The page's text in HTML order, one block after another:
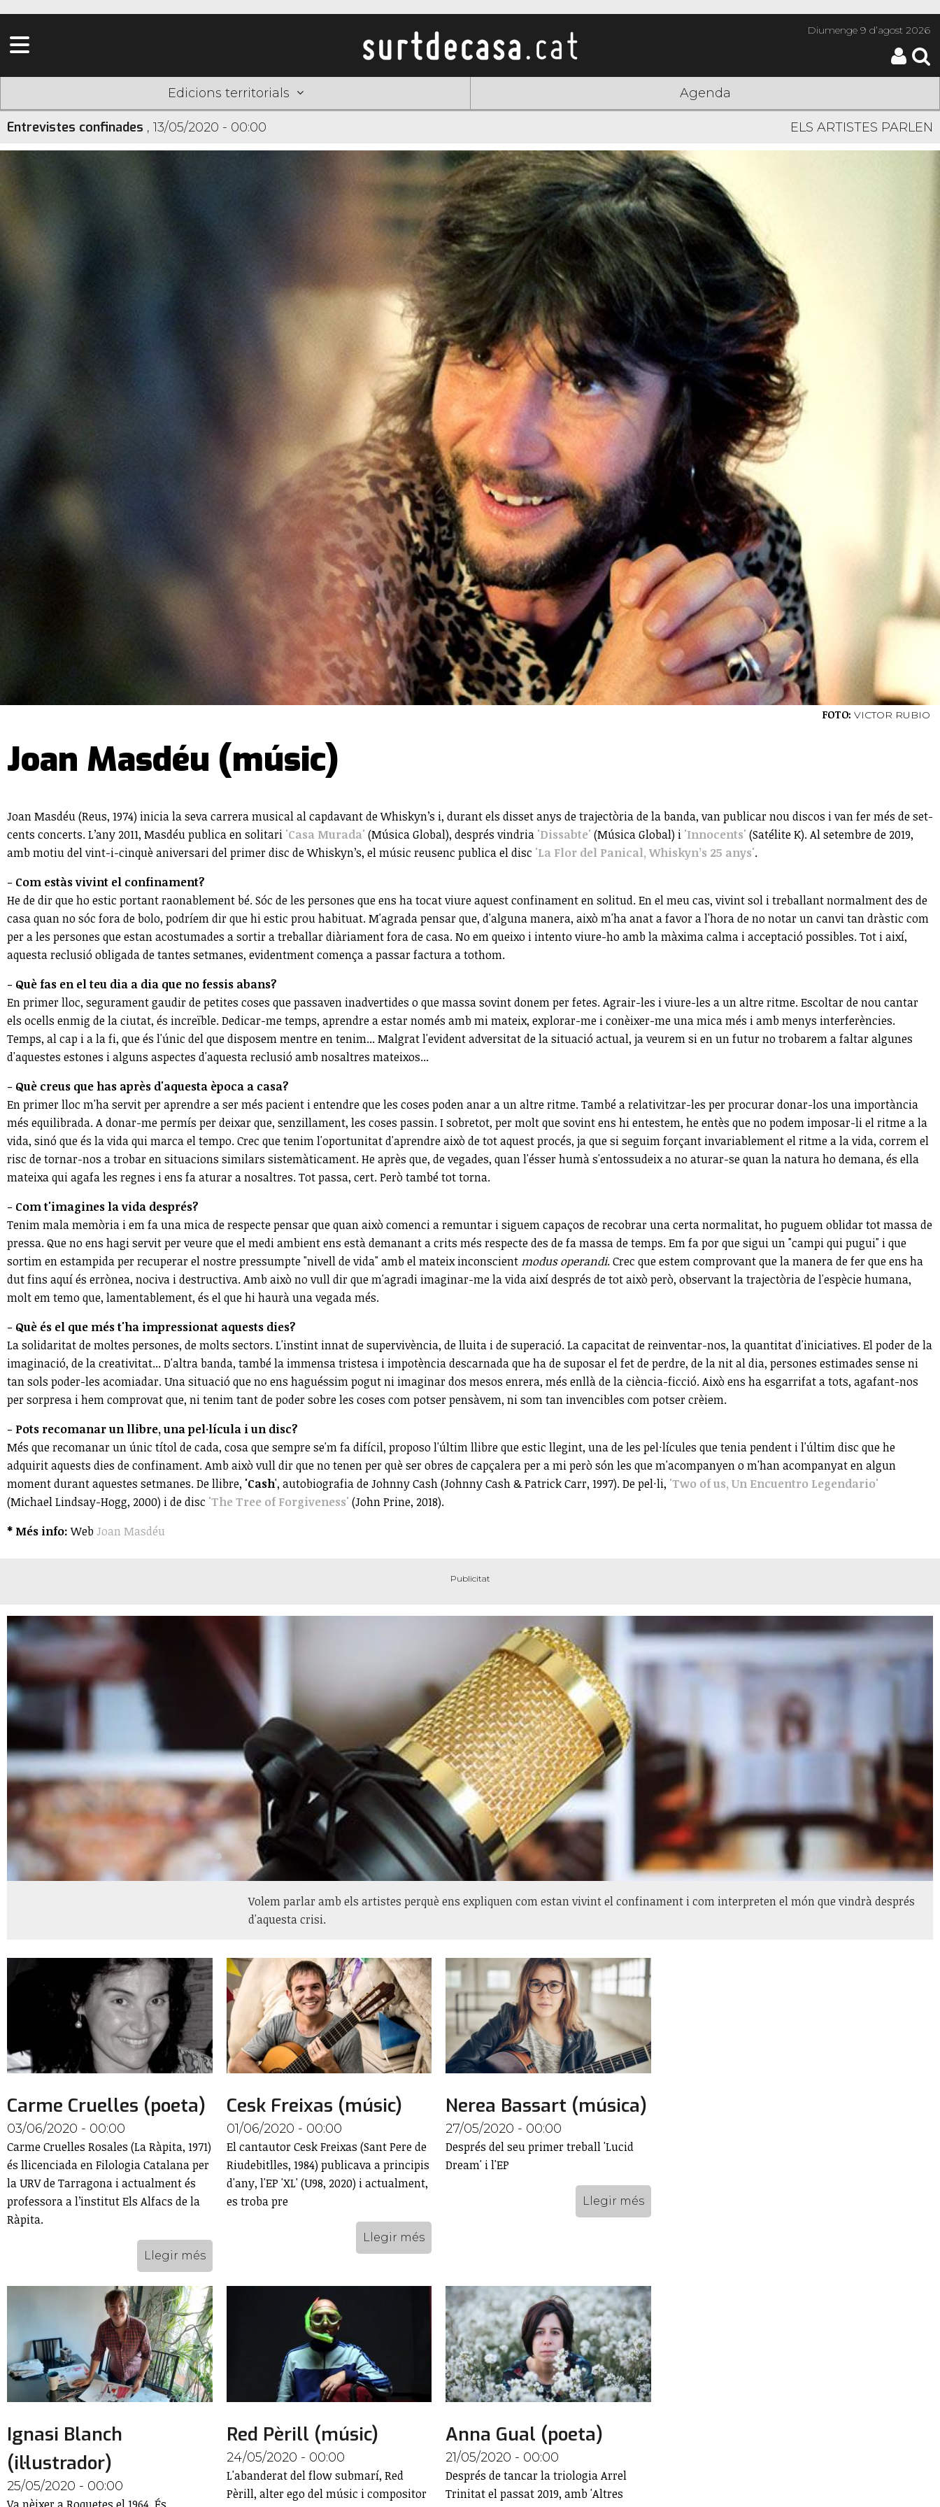
Diumenge9 d’agost 2026
Edicions territorials Agenda
Entrevistes confinades , 13/05/2020 - 00:00 ELS ARTISTES PARLEN
FOTO: VICTOR RUBIO
Joan Masdéu (músic)
Joan Masdéu (Reus, 1974) inicia la seva carrera musical al capdavant de Whiskyn’s i, durant els disset anys de trajectòria de la banda, van publicar nou discos i van fer més de set-
cents concerts. L’any 2011, Masdéu publica en solitari 'Casa Murada' (Música Global), després vindria 'Dissabte' (Música Global) i 'Innocents' (Satélite K). Al setembre de 2019,
amb motiu del vint-i-cinquè aniversari del primer disc de Whiskyn’s, el músic reusenc publica el disc 'La Flor del Panical, Whiskyn’s 25 anys'.
- Com estàs vivint el confinament?
He de dir que ho estic portant raonablement bé. Sóc de les persones que ens ha tocat viure aquest confinament en solitud. En el meu cas, vivint sol i treballant normalment des de
casa quan no sóc fora de bolo, podríem dir que hi estic prou habituat. M'agrada pensar que, d'alguna manera, això m'ha anat a favor a l'hora de no notar un canvi tan dràstic com
per a les persones que estan acostumades a sortir a treballar diàriament fora de casa. No em queixo i intento viure-ho amb la màxima calma i acceptació possibles. Tot i així,
aquesta reclusió obligada de tantes setmanes, evidentment comença a passar factura a tothom.
- Què fas en el teu dia a dia que no fessis abans?
En primer lloc, segurament gaudir de petites coses que passaven inadvertides o que massa sovint donem per fetes. Agrair-les i viure-les a un altre ritme. Escoltar de nou cantar
els ocells enmig de la ciutat, és increïble. Dedicar-me temps, aprendre a estar només amb mi mateix, explorar-me i conèixer-me una mica més i amb menys interferències.
Temps, al cap i a la fi, que és l'únic del que disposem mentre en tenim... Malgrat l'evident adversitat de la situació actual, ja veurem si en un futur no trobarem a faltar algunes
d'aquestes estones i alguns aspectes d'aquesta reclusió amb nosaltres mateixos...
- Què creus que has après d'aquesta època a casa?
En primer lloc m'ha servit per aprendre a ser més pacient i entendre que les coses poden anar a un altre ritme. També a relativitzar-les per procurar donar-los una importància
més equilibrada. A donar-me permís per deixar que, senzillament, les coses passin. I sobretot, per molt que sovint ens hi entestem, he entès que no podem imposar-li el ritme a la
vida, sinó que és la vida qui marca el tempo. Crec que tenim l'oportunitat d'aprendre això de tot aquest procés, ja que si seguim forçant invariablement el ritme a la vida, correm el
risc de tornar-nos a trobar en situacions similars sistemàticament. He après que, de vegades, quan l'ésser humà s'entossudeix a no aturar-se quan la natura ho demana, és ella
mateixa qui agafa les regnes i ens fa aturar a nosaltres. Tot passa, cert. Però també tot torna.
- Com t'imagines la vida després?
Tenim mala memòria i em fa una mica de respecte pensar que quan això comenci a remuntar i siguem capaços de recobrar una certa normalitat, ho puguem oblidar tot massa de
pressa. Que no ens hagi servit per veure que el medi ambient ens està demanant a crits més respecte des de fa massa de temps. Em fa por que sigui un "campi qui pugui" i que
sortim en estampida per recuperar el nostre pressumpte "nivell de vida" amb el mateix inconscient modus operandi. Crec que estem comprovant que la manera de fer que ens ha
dut fins aquí és errònea, nociva i destructiva. Amb això no vull dir que m'agradi imaginar-me la vida així després de tot això però, observant la trajectòria de l'espècie humana,
molt em temo que, lamentablement, és el que hi haurà una vegada més.
- Què és el que més t'ha impressionat aquests dies?
La solidaritat de moltes persones, de molts sectors. L'instint innat de supervivència, de lluita i de superació. La capacitat de reinventar-nos, la quantitat d'iniciatives. El poder de la
imaginació, de la creativitat... D'altra banda, també la immensa tristesa i impotència descarnada que ha de suposar el fet de perdre, de la nit al dia, persones estimades sense ni
tan sols poder-les acomiadar. Una situació que no ens haguéssim pogut ni imaginar dos mesos enrera, més enllà de la ciència-ficció. Això ens ha esgarrifat a tots, agafant-nos
per sorpresa i hem comprovat que, ni tenim tant de poder sobre les coses com potser pensàvem, ni som tan invencibles com potser crèiem.
- Pots recomanar un llibre, una pel·lícula i un disc?
Més que recomanar un únic títol de cada, cosa que sempre se'm fa difícil, proposo l'últim llibre que estic llegint, una de les pel·lícules que tenia pendent i l'últim disc que he
adquirit aquests dies de confinament. Amb això vull dir que no tenen per què ser obres de capçalera per a mi però són les que m'acompanyen o m'han acompanyat en algun
moment durant aquestes setmanes. De llibre, 'Cash', autobiografia de Johnny Cash (Johnny Cash & Patrick Carr, 1997). De pel·li, 'Two of us, Un Encuentro Legendario'
(Michael Lindsay-Hogg, 2000) i de disc 'The Tree of Forgiveness' (John Prine, 2018).
* Més info:Web Joan Masdéu
Volem parlar amb els artistes perquè ens expliquen com estan vivint el confinament i com interpreten el món que vindrà després
d'aquesta crisi.
Carme Cruelles (poeta)
03/06/2020 - 00:00
Carme Cruelles Rosales (La Ràpita, 1971)
és llicenciada en Filologia Catalana per
la URV de Tarragona i actualment és
professora a l’institut Els Alfacs de la
Ràpita.
Llegir més
Cesk Freixas (músic)
01/06/2020 - 00:00
El cantautor Cesk Freixas (Sant Pere de
Riudebitlles, 1984) publicava a principis
d'any, l'EP 'XL' (U98, 2020) i actualment,
es troba pre
Llegir més
Nerea Bassart (música)
27/05/2020 - 00:00
Després del seu primer treball 'Lucid
Dream' i l'EP
Llegir més
Ignasi Blanch
(il·lustrador)
25/05/2020 - 00:00
Red Pèrill (músic)
24/05/2020 - 00:00
L'abanderat del flow submarí, Red
Pèrill, alter ego del músic i compositor
Anna Gual (poeta)
21/05/2020 - 00:00
Després de tancar la triologia Arrel
Trinitat el passat 2019, amb 'Altres